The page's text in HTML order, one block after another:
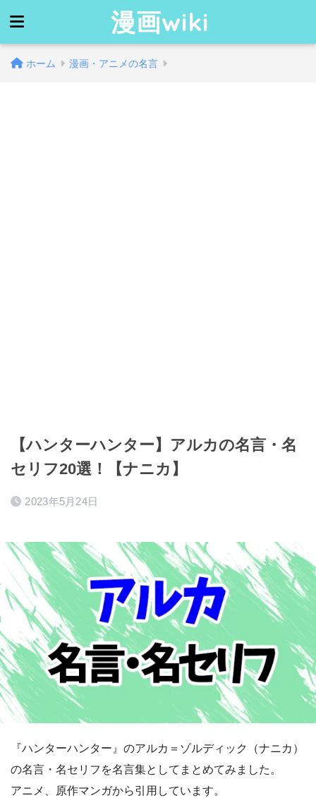
漫画wiki
ホーム 漫画・アニメの名言
【ハンターハンター】アルカの名言・名
セリフ20選！【ナニカ】
2023年5月24日
『ハンターハンター』のアルカ＝ゾルディック（ナニカ）
の名言・名セリフを名言集としてまとめてみました。
アニメ、原作マンガから引用しています。